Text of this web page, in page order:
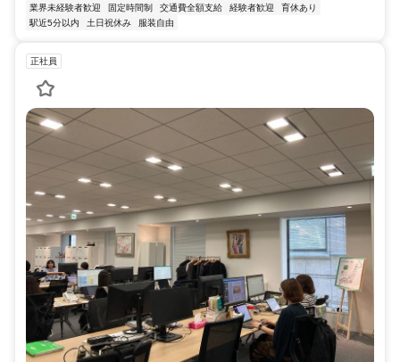
業界未経験者歓迎 固定時間制 交通費全額支給 経験者歓迎
育休あり
駅近5分以内
土日祝休み 服装自由
正社員